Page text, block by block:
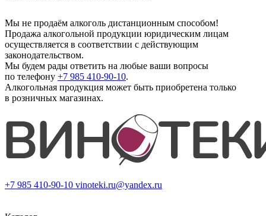
Мы не продаём алкоголь дистанционным способом!
Продажа алкогольной продукции юридическим лицам
осуществляется в соответствии с действующим
законодательством.
Мы будем рады ответить на любые ваши вопросы
по телефону +7 985 410-90-10.
Алкогольная продукция может быть приобретена только
в розничных магазинах.
+7 985 410-90-10 vinoteki.ru@yandex.ru